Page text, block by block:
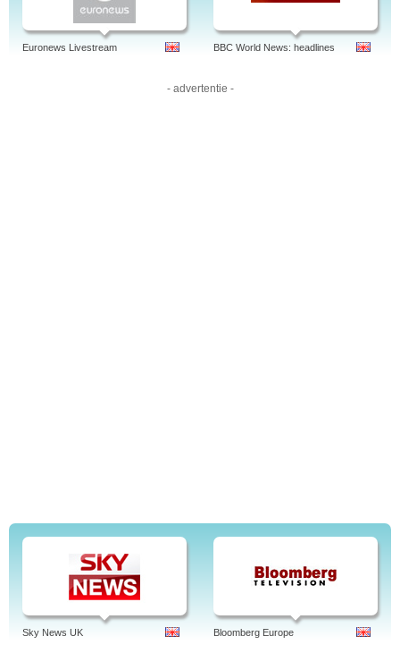
Euronews Livestream BBC World News: headlines
- advertentie -
Sky News UK Bloomberg Europe